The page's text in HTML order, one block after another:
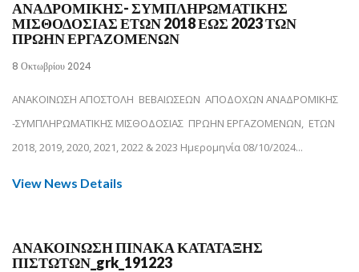
ΑΝΑΔΡΟΜΙΚΗΣ- ΣΥΜΠΛΗΡΩΜΑΤΙΚΗΣ
ΜΙΣΘΟΔΟΣΙΑΣ ΕΤΩΝ 2018 ΕΩΣ 2023 ΤΩΝ
ΠΡΩΗΝ ΕΡΓΑΖΟΜΕΝΩΝ
8 Οκτωβρίου 2024
ΑΝΑΚΟΙΝΩΣΗ ΑΠΟΣΤΟΛΗ ΒΕΒΑΙΩΣΕΩΝ ΑΠΟΔΟΧΩΝ ΑΝΑΔΡΟΜΙΚΗΣ
-ΣΥΜΠΛΗΡΩΜΑΤΙΚΗΣ ΜΙΣΘΟΔΟΣΙΑΣ ΠΡΩΗΝ ΕΡΓΑΖΟΜΕΝΩΝ, ΕΤΩΝ
2018, 2019, 2020, 2021, 2022 & 2023 Ημερομηνία 08/10/2024...
View News Details
ΑΝΑΚΟΙΝΩΣΗ ΠΙΝΑΚΑ ΚΑΤΑΤΑΞΗΣ
ΠΙΣΤΩΤΩΝ_grk_191223